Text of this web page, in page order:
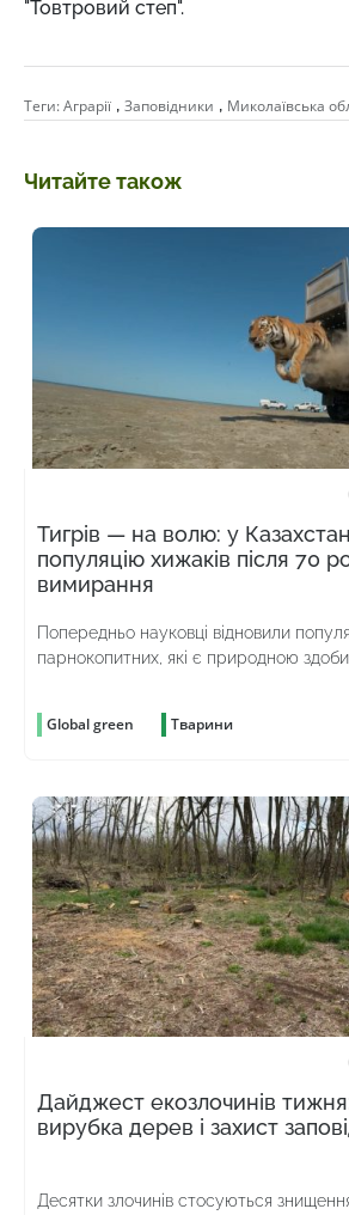
"Товтровий степ".
Теги:Аграрії , Заповідники , Миколаївська
Читайте також
Тигрів — на волю: у
популяцію хижаків після 70
вимирання
Попередньо науковці відновили
парнокопитних, які є природною
Global green Тварини
Дайджест екозлочинів
вирубка дерев і захист
Десятки злочинів стосуються знищення